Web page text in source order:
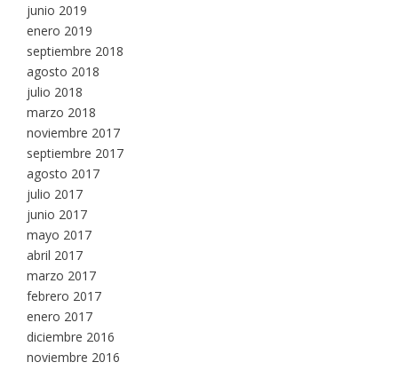
junio 2019
enero 2019
septiembre 2018
agosto 2018
julio 2018
marzo 2018
noviembre 2017
septiembre 2017
agosto 2017
julio 2017
junio 2017
mayo 2017
abril 2017
marzo 2017
febrero 2017
enero 2017
diciembre 2016
noviembre 2016